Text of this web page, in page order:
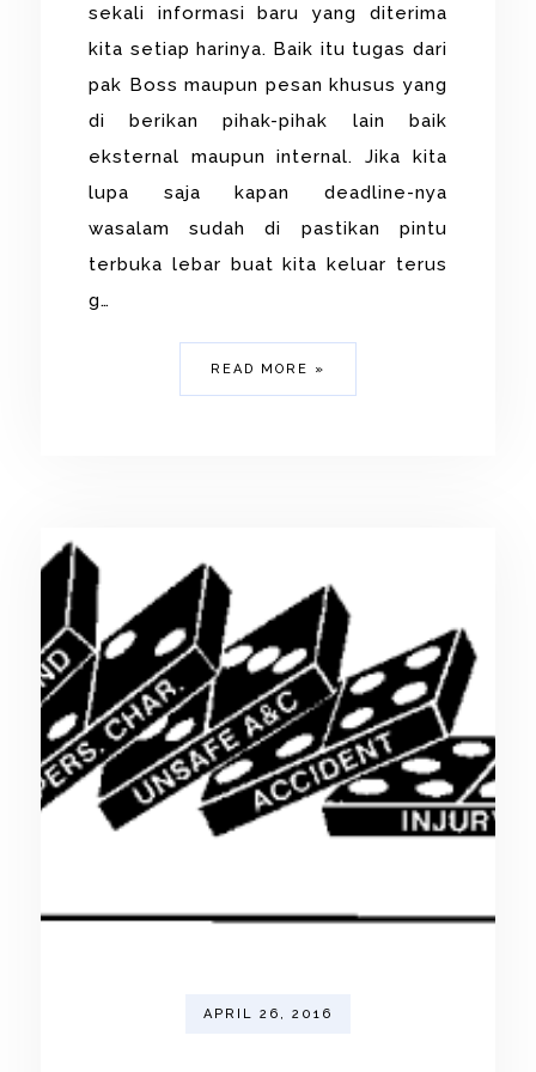
sekali informasi baru yang diterima
kita setiap harinya. Baik itu tugas dari
pak Boss maupun pesan khusus yang
di berikan pihak-pihak lain baik
eksternal maupun internal. Jika kita
lupa saja kapan deadline-nya
wasalam sudah di pastikan pintu
terbuka lebar buat kita keluar terus
g…
READ MORE »
APRIL 26, 2016